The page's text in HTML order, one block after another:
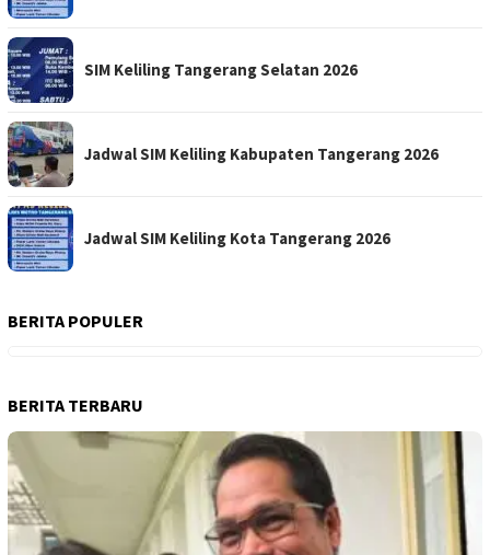
SIM Keliling Tangerang Selatan 2026
Jadwal SIM Keliling Kabupaten Tangerang 2026
Jadwal SIM Keliling Kota Tangerang 2026
BERITA POPULER
BERITA TERBARU